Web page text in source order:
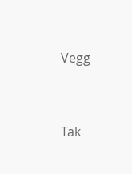
Vegg
Tak